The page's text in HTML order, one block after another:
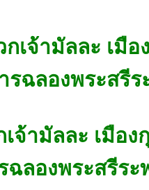
กเจ้ามัลละ เมือ
รฉลองพระสรี
จ้ามัลละ เมือง
ฉลองพระสรีร